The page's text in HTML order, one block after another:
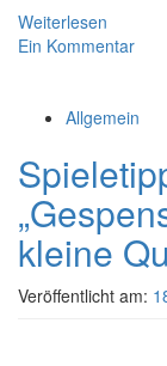
Weiterlesen
Ein Kommentar
Allgemein
kleine
Veröffentlicht am: